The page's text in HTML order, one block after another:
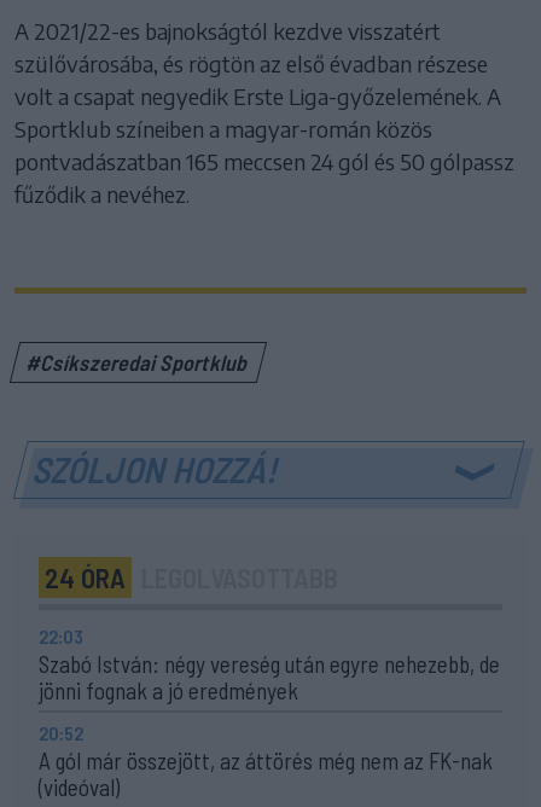
A 2021/22-es bajnokságtól kezdve visszatért
szülővárosába, és rögtön az első évadban részese
volt a csapat negyedik Erste Liga-győzelemének. A
Sportklub színeiben a magyar-román közös
pontvadászatban 165 meccsen 24 gól és 50 gólpassz
fűződik a nevéhez.
#Csíkszeredai Sportklub
SZÓLJON HOZZÁ!
24 ÓRA
22:03
Szabó István: négy vereség után egyre nehezebb, de
jönni fognak a jó eredmények
20:52
A gól már összejött, az áttörés még nem az FK-nak
(videóval)